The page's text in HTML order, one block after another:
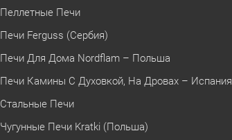
Пеллетные Печи
Печи Ferguss (Сербия)
Печи Для Дома Nordflam – Польша
Печи Камины С Духовкой, На Дровах – Испания
Стальные Печи
Чугунные Печи Kratki (Польша)